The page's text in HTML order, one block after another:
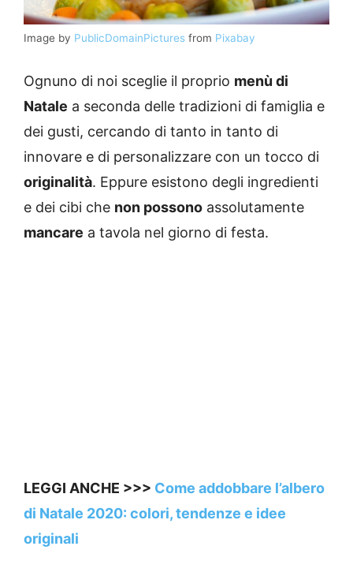
Image by PublicDomainPictures from Pixabay
Ognuno di noi sceglie il proprio menù di
Natale a seconda delle tradizioni di famiglia e
dei gusti, cercando di tanto in tanto di
innovare e di personalizzare con un tocco di
originalità. Eppure esistono degli ingredienti
e dei cibi che non possono assolutamente
mancare a tavola nel giorno di festa.
LEGGI ANCHE >>> Come addobbare l’albero
di Natale 2020: colori, tendenze e idee
originali